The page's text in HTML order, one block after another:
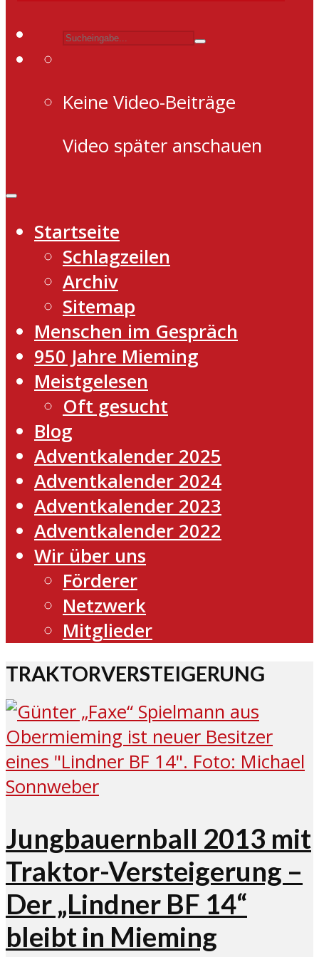
Keine Video-Beiträge
Video später anschauen
Startseite
Schlagzeilen
Archiv
Sitemap
Menschen im Gespräch
950 Jahre Mieming
Meistgelesen
Oft gesucht
Blog
Adventkalender 2025
Adventkalender 2024
Adventkalender 2023
Adventkalender 2022
Wir über uns
Förderer
Netzwerk
Mitglieder
TRAKTORVERSTEIGERUNG
Jungbauernball 2013 mit
Traktor-Versteigerung –
Der „Lindner BF 14“
bleibt in Mieming